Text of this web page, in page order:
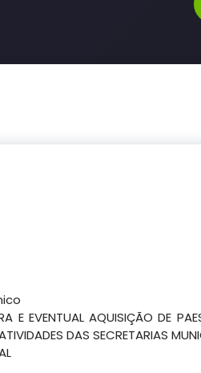
E EVENTUAL AQUISIÇÃO DE
DAS SECRETARIAS